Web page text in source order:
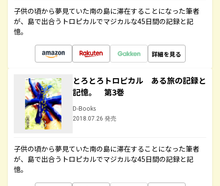
子供の頃から夢見ていた南の島に滞在することになった筆者
が、島で出合うトロピカルでマジカルな45日間の記録と記
憶。
詳細を見る
とろとろトロピカル ある旅の記録と
記憶。 第3巻
D-Books
2018.07.26 発売
子供の頃から夢見ていた南の島に滞在することになった筆者
が、島で出合うトロピカルでマジカルな45日間の記録と記
憶。